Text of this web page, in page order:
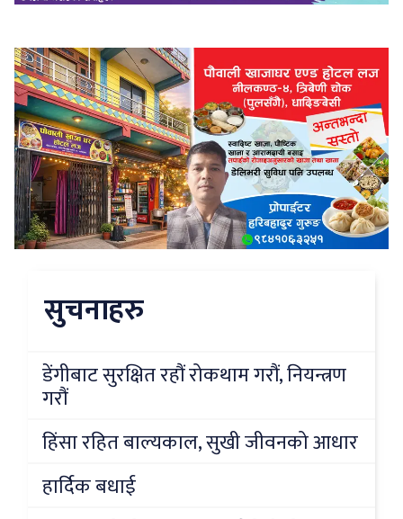
सुचनाहरु
डेंगीबाट सुरक्षित रहौं रोकथाम गरौं, नियन्त्रण
गरौं
हिंसा रहित बाल्यकाल, सुखी जीवनको आधार
हार्दिक बधाई